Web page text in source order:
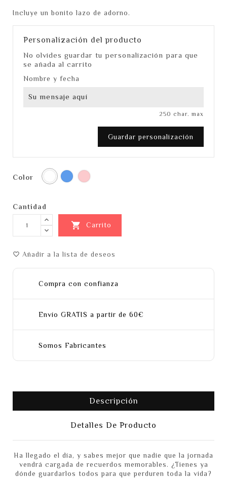
Incluye un bonito lazo de adorno.
Personalización del producto
No olvides guardar tu personalización para que
se añada al carrito
Nombre y fecha
250 char. max
Guardar personalización
Color Blanco
Azul Rosa
Cantidad
 Carrito
favorite_border Añadir a la lista de deseos
Compra con confianza
Envío GRATIS a partir de 60€
Somos Fabricantes
Descripción
Detalles De Producto
Ha llegado el día, y sabes mejor que nadie que la jornada
vendrá cargada de recuerdos memorables. ¿Tienes ya
dónde guardarlos todos para que perduren toda la vida?